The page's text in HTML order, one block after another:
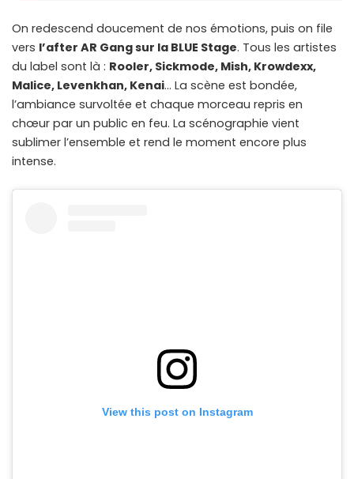
On redescend doucement de nos émotions, puis on file
vers l’after AR Gang sur la BLUE Stage. Tous les artistes
du label sont là : Rooler, Sickmode, Mish, Krowdexx,
Malice, Levenkhan, Kenai… La scène est bondée,
l’ambiance survoltée et chaque morceau repris en
chœur par un public en feu. La scénographie vient
sublimer l’ensemble et rend le moment encore plus
intense.
View this post on Instagram